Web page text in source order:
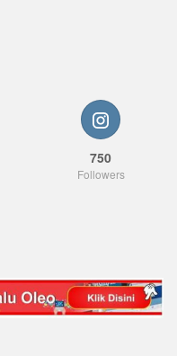
750
Followers